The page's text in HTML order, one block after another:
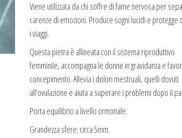
Viene utilizzata da chi soffre di fame nervosa per
carenze di emozioni. Produce sogni lucidi e protegge
i viaggi.
Questa pietra è allineata con il sistema riproduttivo
femminile, accompagna le donne in gravidanza e
concepimento. Allevia i dolori mestruali, quelli dovuti
all’ovulazione e aiuta a superare i problemi dopo il
Porta equilibrio a livello ormonale.
Grandezza sfere: circa 5mm.